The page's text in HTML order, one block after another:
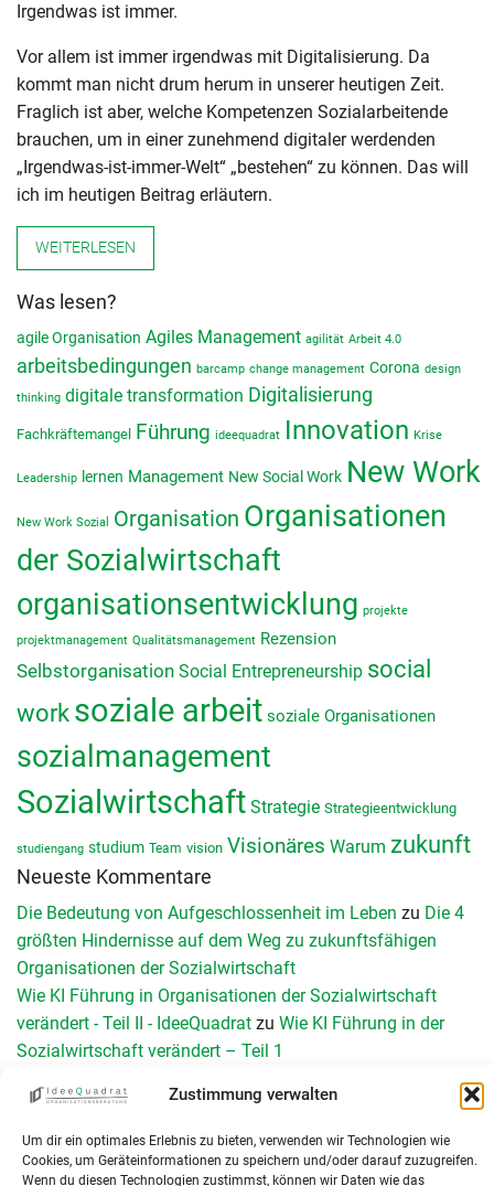
Zustimmung verwalten
Um dir ein optimales Erlebnis zu bieten, verwenden wir Technologien wie
Cookies, um Geräteinformationen zu speichern und/oder darauf zuzugreifen.
Wenn du diesen Technologien zustimmst, können wir Daten wie das
Irgendwas ist immer.
Vor allem ist immer irgendwas mit Digitalisierung. Da
kommt man nicht drum herum in unserer heutigen Zeit.
Fraglich ist aber, welche Kompetenzen Sozialarbeitende
brauchen, um in einer zunehmend digitaler werdenden
„Irgendwas-ist-immer-Welt“ „bestehen“ zu können. Das will
ich im heutigen Beitrag erläutern.
WEITERLESEN
Was lesen?
agile Organisation Agiles Management agilität Arbeit 4.0
arbeitsbedingungen barcamp change management Corona design
thinking digitale transformation Digitalisierung
Fachkräftemangel Führung ideequadrat Innovation Krise
Leadership lernen Management New Social Work New Work
New Work Sozial Organisation Organisationen
der Sozialwirtschaft
organisationsentwicklung projekte
projektmanagement Qualitätsmanagement Rezension
Selbstorganisation Social Entrepreneurship social
work soziale arbeit soziale Organisationen
sozialmanagement
Sozialwirtschaft Strategie Strategieentwicklung
studiengang studium Team vision Visionäres Warum zukunft
Neueste Kommentare
Die Bedeutung von Aufgeschlossenheit im Leben zu Die 4
größten Hindernisse auf dem Weg zu zukunftsfähigen
Organisationen der Sozialwirtschaft
Wie KI Führung in Organisationen der Sozialwirtschaft
verändert - Teil II - IdeeQuadrat zu Wie KI Führung in der
Sozialwirtschaft verändert – Teil 1
zu
Schnittstellenmanagement in Organisationen der Sozialen
Arbeit: Herausforderungen, Chancen und konkrete
Umsetzung